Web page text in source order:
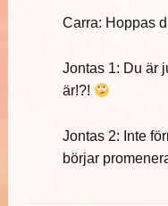
Carra: Hoppas
Jontas 1: Du är
är!?!
Jontas 2: Inte
börjar